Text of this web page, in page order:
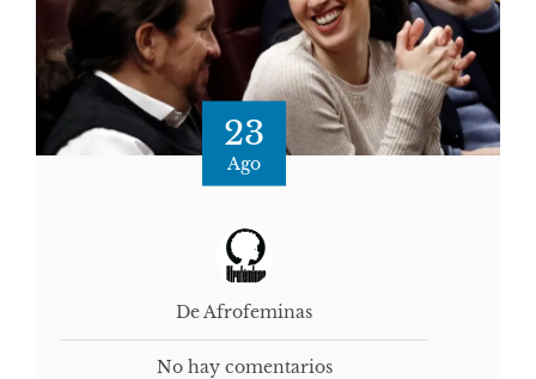
23
Ago
De Afrofeminas
No hay comentarios